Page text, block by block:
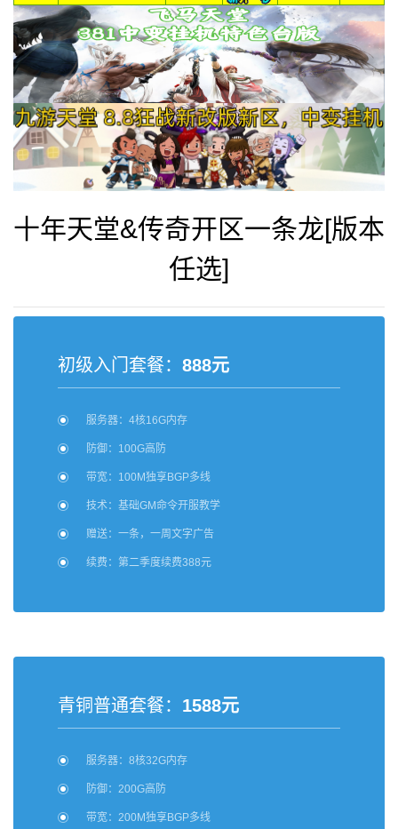
十年天堂&传奇开区一条龙[版本
任选]
初级入门套餐： 888元
服务器：4核16G内存
防御：100G高防
带宽：100M独享BGP多线
技术：基础GM命令开服教学
赠送：一条，一周文字广告
续费：第二季度续费388元
青铜普通套餐： 1588元
服务器：8核32G内存
防御：200G高防
带宽：200M独享BGP多线